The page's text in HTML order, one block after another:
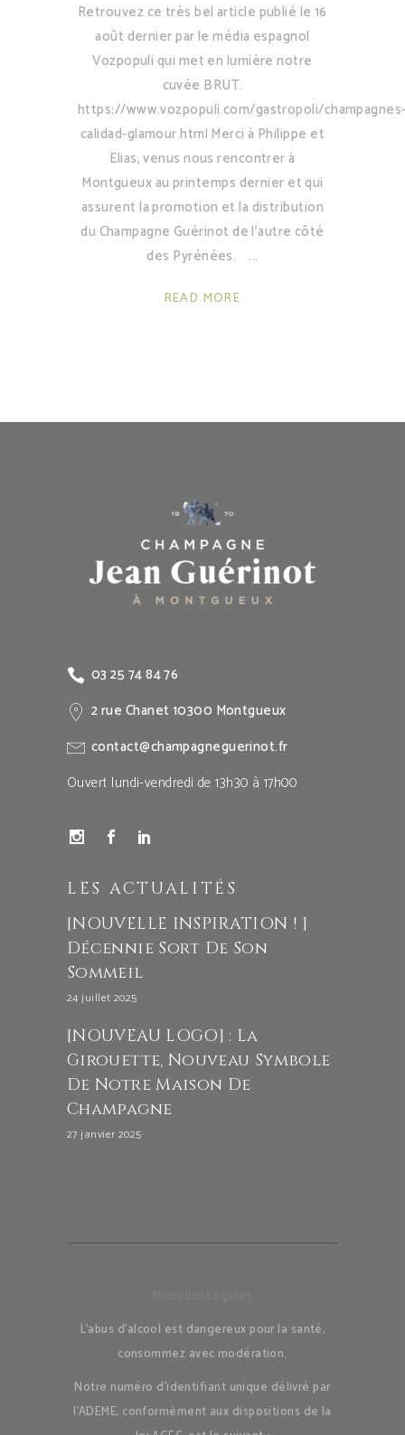
Retrouvez ce très bel article publié le 16
août dernier par le média espagnol
Vozpopuli qui met en lumière notre
cuvée BRUT.
https://www.vozpopuli.com/gastropoli/
calidad-glamour.html Merci à Philippe et
Elias, venus nous rencontrer à
Montgueux au printemps dernier et qui
assurent la promotion et la distribution
du Champagne Guérinot de l'autre côté
des Pyrénées.
READ MORE
03 25 74 84 76
2 rue Chanet 10300 Montgueux
contact@champagneguerinot.fr
Ouvert lundi-vendredi de 13h30 à 17h00
LES ACTUALITÉS
[NOUVELLE INSPIRATION ! ]
Décennie Sort De Son
Sommeil
24 juillet 2025
[NOUVEAU LOGO] : La
Girouette, Nouveau Symbole
De Notre Maison De
Champagne
27 janvier 2025
L’abus d’alcool est dangereux pour la santé,
consommez avec modération.
Notre numéro d’identifiant unique délivré par
l’ADEME, conformément aux dispositions de la